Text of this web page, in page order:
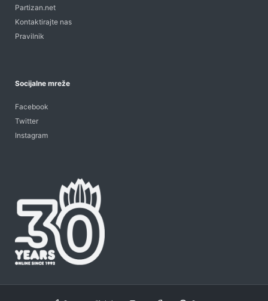
Partizan.net
Kontaktirajte nas
Pravilnik
Socijalne mreže
Facebook
Twitter
Instagram